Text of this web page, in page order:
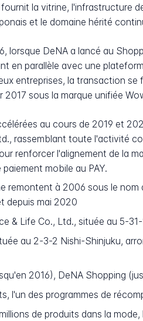
la vitrine, l'infrastructure
et le domaine hérité
lorsque DeNA a lancé au
en parallèle avec une
entreprises, la transaction
sous la marque unifiée
au cours de 2019 et
rassemblant toute l'activité
renforcer l'alignement de la
mobile au PAY.
remontent à 2006 sous le
depuis mai 2020
& Life Co., Ltd., située au 5-
au 2-3-2 Nishi-Shinjuku,
2016), DeNA Shopping
l'un des programmes de
de produits dans la